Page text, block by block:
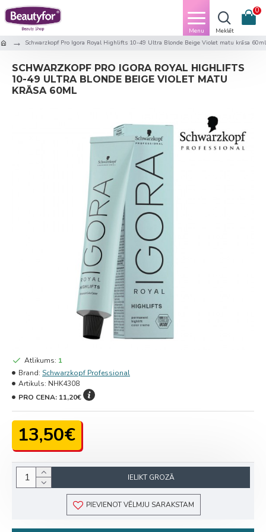
0
Schwarzkopf Pro Igora Royal Highlifts 10-49 Ultra Blonde Beige Violet matu krāsa 60ml
SCHWARZKOPF PRO IGORA ROYAL HIGHLIFTS
10-49 ULTRA BLONDE BEIGE VIOLET MATU
KRĀSA 60ML
13,50€
Atlikums: 1
Brand: Schwarzkopf Professional
Artikuls: NHK4308
PRO CENA: 11,20€
IELIKT GROZĀ
PIEVIENOT VĒLMJU SARAKSTAM